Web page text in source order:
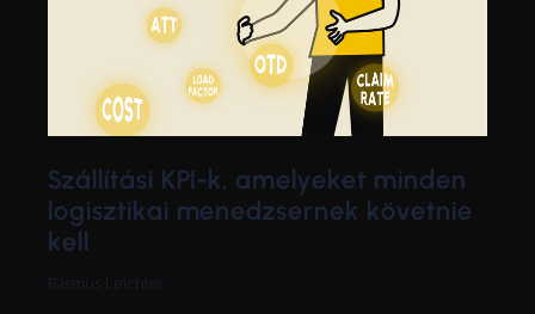
Szállítási KPI-k, amelyeket minden
logisztikai menedzsernek követnie
kell
Rasmus Leichter